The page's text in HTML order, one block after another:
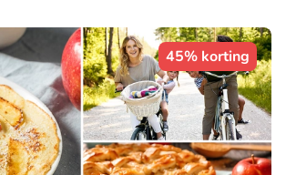
45% korting